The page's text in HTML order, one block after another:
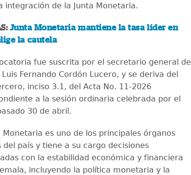
integración de la Junta Monetaria.
Junta Monetaria mantiene la tasa líder en
la cautela
fue suscrita por el secretario general de
Luis Fernando Cordón Lucero, y se deriva del
inciso 3.1, del Acta No. 11-2026
a la sesión ordinaria celebrada por el
30 de abril.
Monetaria es uno de los principales órganos
del país y tiene a su cargo decisiones
con la estabilidad económica y financiera
incluyendo la política monetaria y la